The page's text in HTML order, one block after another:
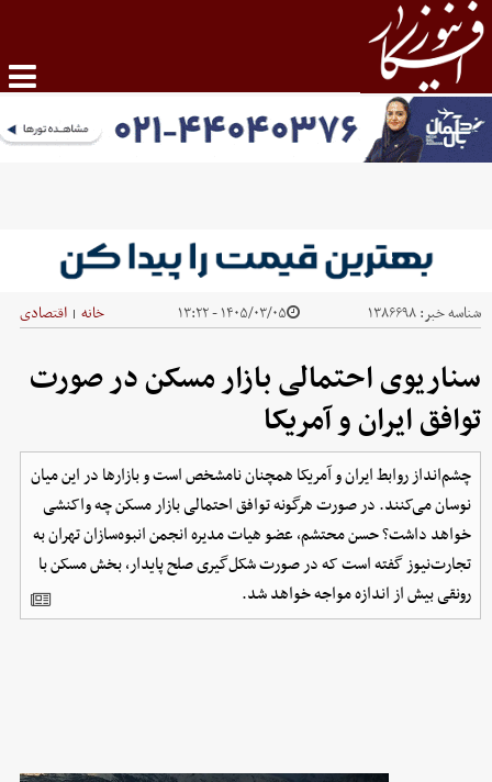
شناسه خبر:۱۳۸۶۶۹۸ ۱۴۰۵/۰۳/۰۵ - ۱۳:۲۲ خانه | اقتصادی
سناریوی احتمالی بازار مسکن در صورت
توافق ایران و آمریکا
چشم‌انداز روابط ایران و آمریکا همچنان نامشخص است و بازارها در این میان
نوسان می‌کنند. در صورت هرگونه توافق احتمالی بازار مسکن چه واکنشی
خواهد داشت؟ حسن محتشم، عضو هیات مدیره انجمن انبوه‌سازان تهران به
تجارت‌نیوز گفته است که در صورت شکل‌گیری صلح پایدار، بخش مسکن با
رونقی بیش از اندازه مواجه خواهد شد.